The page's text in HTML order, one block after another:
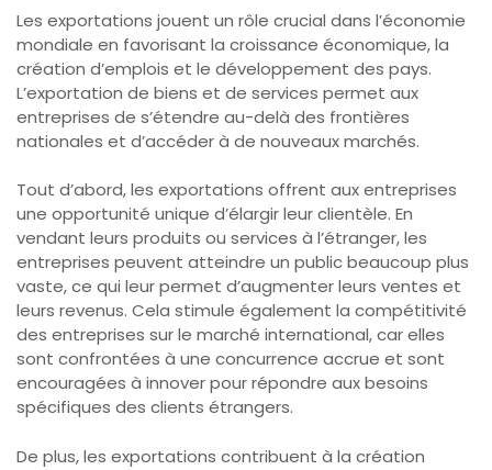
Les exportations jouent un rôle crucial dans l’économie
mondiale en favorisant la croissance économique, la
création d’emplois et le développement des pays.
L’exportation de biens et de services permet aux
entreprises de s’étendre au-delà des frontières
nationales et d’accéder à de nouveaux marchés.
Tout d’abord, les exportations offrent aux entreprises
une opportunité unique d’élargir leur clientèle. En
vendant leurs produits ou services à l’étranger, les
entreprises peuvent atteindre un public beaucoup plus
vaste, ce qui leur permet d’augmenter leurs ventes et
leurs revenus. Cela stimule également la compétitivité
des entreprises sur le marché international, car elles
sont confrontées à une concurrence accrue et sont
encouragées à innover pour répondre aux besoins
spécifiques des clients étrangers.
De plus, les exportations contribuent à la création